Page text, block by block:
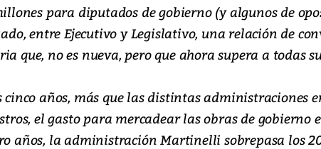
para diputados de gobierno (y algunos de
entre Ejecutivo y Legislativo, una relación de
que, no es nueva, pero que ahora supera a todas
cinco años, más que las distintas administraciones
el gasto para mercadear las obras de gobierno
años, la administración Martinelli sobrepasa los